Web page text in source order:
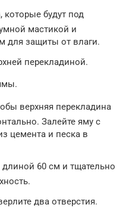
которые будут под
мастикой и
для защиты от влаги.
перекладиной.
верхняя перекладина
Залейте яму с
цемента и песка в
длиной 60 см и тщательно
два отверстия.